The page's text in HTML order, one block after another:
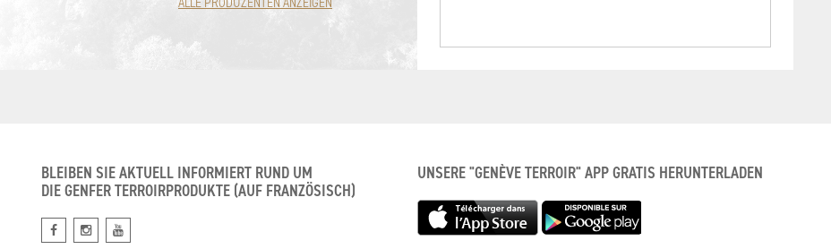
BLEIBEN SIE AKTUELL INFORMIERT RUND UM
DIE GENFER TERROIRPRODUKTE (AUF FRANZÖSISCH)
UNSERE "GENÈVE TERROIR" APP GRATIS HERUNTERLADEN